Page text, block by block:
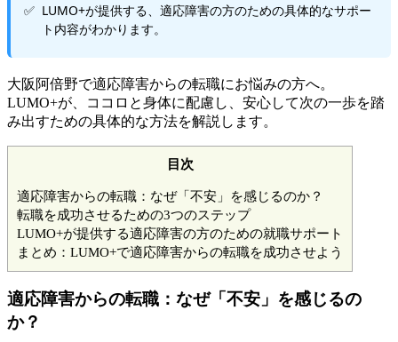
LUMO+が提供する、適応障害の方のための具体的なサポー
ト内容がわかります。
大阪阿倍野で適応障害からの転職にお悩みの方へ。
LUMO+が、ココロと身体に配慮し、安心して次の一歩を踏
み出すための具体的な方法を解説します。
目次
適応障害からの転職：なぜ「不安」を感じるのか？
転職を成功させるための3つのステップ
LUMO+が提供する適応障害の方のための就職サポート
まとめ：LUMO+で適応障害からの転職を成功させよう
適応障害からの転職：なぜ「不安」を感じるの
か？